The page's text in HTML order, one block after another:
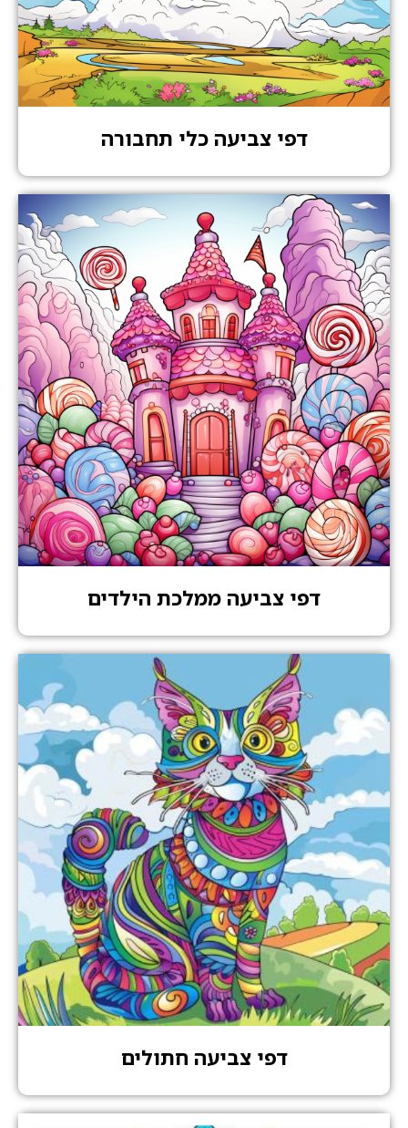
דפי צביעה כלי תחבורה
דפי צביעה ממלכת הילדים
דפי צביעה חתולים